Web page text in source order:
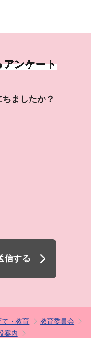
アンケート
ましたか？
信する
て・教育
教育委員会
案内